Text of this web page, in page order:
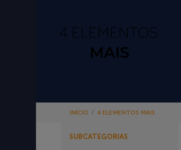
INÍCIO / 4 ELEMENTOS MAIS
SUBCATEGORIAS